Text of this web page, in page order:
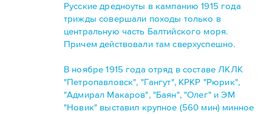
Русские дредноуты в кампанию 1915 года
трижды совершали походы только в
центральную часть Балтийского моря.
Причем действовали там сверхуспешно.
В ноябре 1915 года отряд в составе ЛКЛК
"Петропавловск", "Гангут", КРКР "Рюрик",
"Адмирал Макаров", "Баян", "Олег" и ЭМ
"Новик" выставил крупное (560 мин) минное